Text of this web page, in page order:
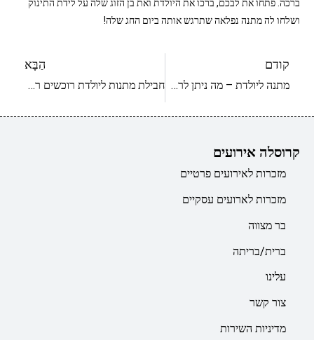
ברכה. פתחו את לבכם, ברכו את היולדת ואת בן הזוג שלה על לידת התינוק
ושלחו לה מתנה נפלאה שתרגש אותה ביום החג שלה!
קודם
מתנה ליולדת – מה ניתן לרכוש ליולדת ובאיזה תקציב? חלק א’
הַבָּא
חבילת מתנות ליולדת רוכשים רק באינטרנט!
קרוסלה אירועים
מזכרות לאירועים פרטיים
מזכרות לארועים עסקיים
בר מצווה
ברית/בריתה
עלינו
צור קשר
מדיניות השירות